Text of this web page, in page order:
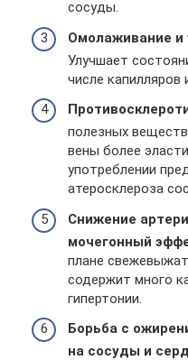
сосуды.
Омолаживание и
Улучшает
числе капилляров
полезных
вены более
употреблении
атеросклероза
Снижение
мочегонный
плане
содержит много
гипертонии.
Борьба с
на сосуды и